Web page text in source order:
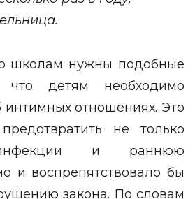
школам нужны подобные
что детям необходимо
интимных отношениях. Это
не только
и раннюю
и воспрепятствовало бы
закона. По словам